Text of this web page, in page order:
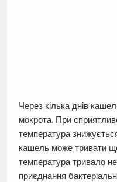
Через кілька днів
мокрота. При
температура
кашель може тривати
температура тривало
приєднання